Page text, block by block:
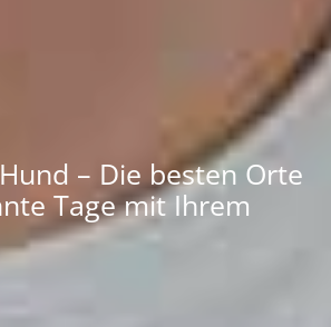
– Die besten Orte
Tage mit Ihrem